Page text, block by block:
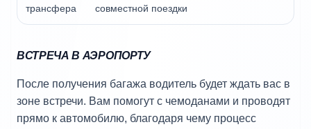
трансфера
совместной поездки
ВСТРЕЧА В АЭРОПОРТУ
После получения багажа водитель будет ждать вас в
зоне встречи. Вам помогут с чемоданами и проводят
прямо к автомобилю, благодаря чему процесс